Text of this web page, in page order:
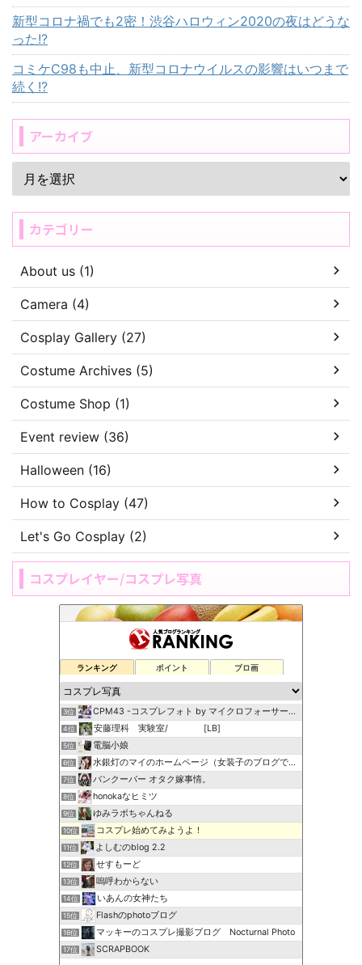
新型コロナ禍でも2密！渋谷ハロウィン2020の夜はどうな
った!?
コミケC98も中止、新型コロナウイルスの影響はいつまで
続く!?
アーカイブ
カテゴリー
About us (1)
Camera (4)
Cosplay Gallery (27)
Costume Archives (5)
Costume Shop (1)
Event review (36)
Halloween (16)
How to Cosplay (47)
Let's Go Cosplay (2)
コスプレイヤー/コスプレ写真
ランキング ポイント ブロ画
3位 CPM43 -コスプレフォト by マイクロフォーサーズ-
4位 安藤理科 実験室/ [LB]
5位 電脳小娘
6位 水銀灯のマイのホームページ（女装子のブログです）
7位 バンクーバー オタク嫁事情。
8位 honokaなヒミツ
9位 ゆみラボちゃんねる
10位 コスプレ始めてみようよ！
11位 よしむのblog 2.2
12位 せすもーど
13位 嗚呼わからない
14位 いあんの女神たち
15位 Flashのphotoブログ
16位 マッキーのコスプレ撮影ブログ Nocturnal Photo
17位 SCRAPBOOK